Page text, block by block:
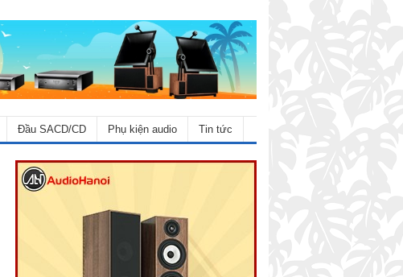
Đầu SACD/CD Phụ kiện audio Tin tức